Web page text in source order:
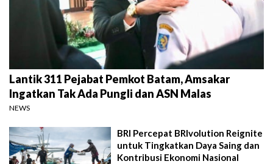
Lantik 311 Pejabat Pemkot Batam, Amsakar
Ingatkan Tak Ada Pungli dan ASN Malas
NEWS
BRI Percepat BRIvolution Reignite
untuk Tingkatkan Daya Saing dan
Kontribusi Ekonomi Nasional